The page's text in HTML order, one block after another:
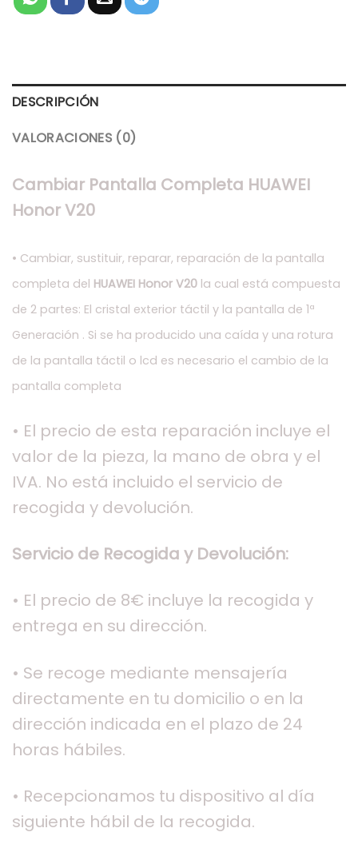
DESCRIPCIÓN
VALORACIONES (0)
Cambiar Pantalla Completa HUAWEI
Honor V20
• Cambiar, sustituir, reparar, reparación de la pantalla
completa del HUAWEI Honor V20 la cual está compuesta
de 2 partes: El cristal exterior táctil y la pantalla de 1ª
Generación . Si se ha producido una caída y una rotura
de la pantalla táctil o lcd es necesario el cambio de la
pantalla completa
• El precio de esta reparación incluye el
valor de la pieza, la mano de obra y el
IVA. No está incluido el servicio de
recogida y devolución.
Servicio de Recogida y Devolución:
• El precio de 8€ incluye la recogida y
entrega en su dirección.
• Se recoge mediante mensajería
directamente en tu domicilio o en la
dirección indicada en el plazo de 24
horas hábiles.
• Recepcionamos tu dispositivo al día
siguiente hábil de la recogida.